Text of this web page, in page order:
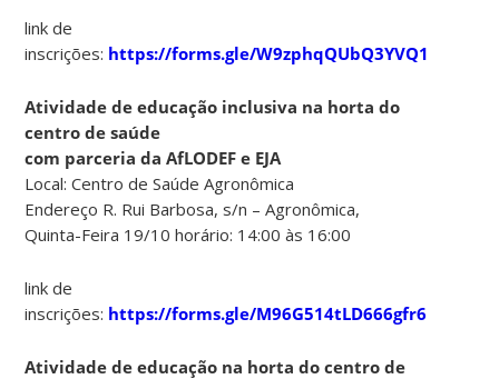
link de
inscrições: https://forms.gle/W9zphqQUbQ3YVQ1k9
Atividade de educação inclusiva na horta do
centro de saúde
com parceria da AfLODEF e EJA
Local: Centro de Saúde Agronômica
Endereço R. Rui Barbosa, s/n – Agronômica,
Quinta-Feira 19/10 horário: 14:00 às 16:00
link de
inscrições: https://forms.gle/M96G514tLD666gfr6
Atividade de educação na horta do centro de